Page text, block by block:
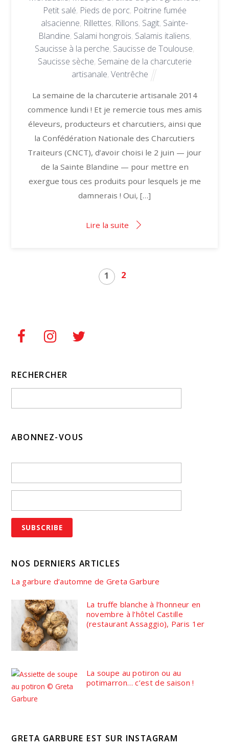
Petit salé, Pieds de porc, Poitrine fumée
alsacienne, Rillettes, Rillons, Sagit, Sainte-
Blandine, Salami hongrois, Salamis italiens,
Saucisse à la perche, Saucisse de Toulouse,
Saucisse sèche, Semaine de la charcuterie
artisanale, Ventrêche
La semaine de la charcuterie artisanale 2014
commence lundi ! Et je remercie tous mes amis
éleveurs, producteurs et charcutiers, ainsi que
la Confédération Nationale des Charcutiers
Traiteurs (CNCT), d’avoir choisi le 2 juin — jour
de la Sainte Blandine — pour mettre en
exergue tous ces produits pour lesquels je me
damnerais ! Oui, […]
Lire la suite
1 2
RECHERCHER
ABONNEZ-VOUS
NOS DERNIERS ARTICLES
La garbure d’automne de Greta Garbure
La truffe blanche à l’honneur en
novembre à l’hôtel Castille
(restaurant Assaggio), Paris 1er
La soupe au potiron ou au
potimarron… c’est de saison !
GRETA GARBURE EST SUR INSTAGRAM